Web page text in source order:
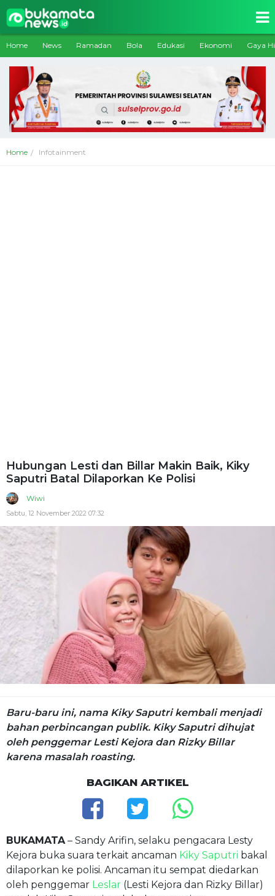
Home News Ramadan Bola Edukasi Ekonomi Gaya
Home Infotainment
Hubungan Lesti dan Billar Makin Baik, Kiky
Saputri Batal Dilaporkan Ke Polisi
Wiwi
Sabtu, 12 November 2022 07:32
Baru-baru ini, nama Kiky Saputri kembali menjadi
bahan perbincangan publik. Kiky Saputri dihujat
oleh penggemar Lesti Kejora dan Rizky Billar
karena masalah roasting.
BAGIKAN ARTIKEL
BUKAMATA – Sandy Arifin, selaku pengacara Lesty
Kejora buka suara terkait ancaman Kiky Saputri bakal
dilaporkan ke polisi. Ancaman itu sempat diedarkan
oleh penggemar Leslar (Lesti Kejora dan Rizky Billar)